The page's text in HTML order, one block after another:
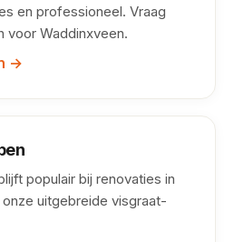
en professioneel. Vraag
voor Waddinxveen.
→
populair bij renovaties in
uitgebreide visgraat-